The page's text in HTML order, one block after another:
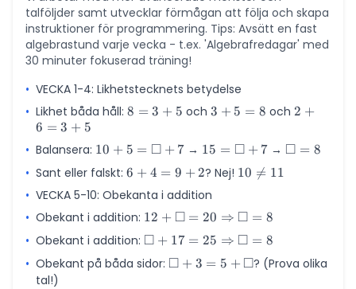
=
40
+
5
45
talföljder samt utvecklar förmågan att följa och skapa
instruktioner för programmering. Tips: Avsätt en fast
algebrastund varje vecka - t.ex. 'Algebrafredagar' med
30 minuter fokuserad träning!
• VECKA 1-4: Likhetstecknets betydelse
• Likhet båda håll: 8
3
+
5
8 = 3 + 5 och 3
5
=
8
3 + 5 = 8 och 2
6
2 +
6 = 3 + 5
• Balansera: 10 + 5
=
\square
+ 7
10 + 5 = □ + 7 → 15 =
\square
+ 7
15 = □ + 7 → \square
□ = 8
• Sant eller falskt: 6
+
=
9
2
6 + 4 = 9 + 2? Nej! 10
10 
= 11
• VECKA 5-10: Obekanta i addition
• Obekant i addition: 12 +
\square =
20
\Rightarrow
12 + □ = 20 ⇒ □ = 8
• Obekant i addition: \square +
17 = 25
\Rightarrow
□ + 17 = 25 ⇒ □ = 8
• Obekant på båda sidor: \square
□ + 3 = 5 + □? (Prova olika
tal!)